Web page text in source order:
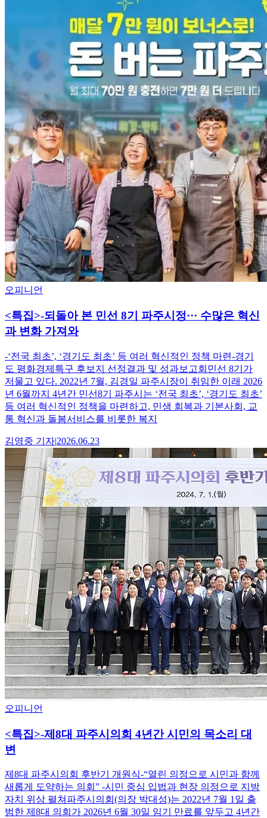
오피니언
<특집>-되돌아 본 민선 8기 파주시정··· 수많은 혁신
과 변화 가져와
-‘전국 최초’, ‘경기도 최초’ 등 여러 혁신적인 정책 마련-경기
도 평화경제특구 후보지 선정결과 및 성과보고회민선 8기가
저물고 있다. 2022년 7월, 김경일 파주시장이 취임한 이래 2026
년 6월까지 4년간 민선8기 파주시는 ‘전국 최초’, ‘경기도 최초’
등 여러 혁신적인 정책을 마련하고, 민생 회복과 기본사회, 교
통 혁신과 돌봄서비스를 비롯한 복지
김영중 기자|2026.06.23
오피니언
<특집>-제8대 파주시의회 4년간 시민의 목소리 대
변
제8대 파주시의회 후반기 개원식-“열린 의정으로 시민과 함께
새롭게 도약하는 의회” -시민 중심 입법과 현장 의정으로 지방
자치 위상 펼쳐파주시의회(의장 박대성)는 2022년 7월 1일 출
범한 제8대 의회가 2026년 6월 30일 임기 만료를 앞두고 4년간